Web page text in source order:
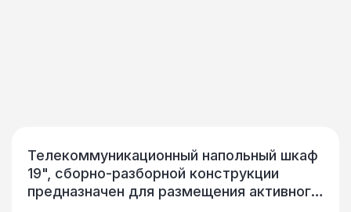
Телекоммуникационный напольный шкаф
19", сборно-разборной конструкции
предназначен для размещения активного